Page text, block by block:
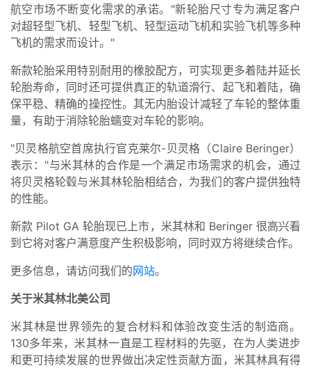
航空市场不断变化需求的承诺。"新轮胎尺寸专为满足客户
对超轻型飞机、轻型飞机、轻型运动飞机和实验飞机等多种
飞机的需求而设计。"
新款轮胎采用特别耐用的橡胶配方，可实现更多着陆并延长
轮胎寿命，同时还可提供真正的轨道滑行、起飞和着陆，确
保平稳、精确的操控性。其无内胎设计减轻了车轮的整体重
量，有助于消除轮胎蠕变对车轮的影响。
"贝灵格航空首席执行官克莱尔-贝灵格（Claire Beringer）
表示："与米其林的合作是一个满足市场需求的机会，通过
将贝灵格轮毂与米其林轮胎相结合，为我们的客户提供独特
的性能。
新款 Pilot GA 轮胎现已上市，米其林和 Beringer 很高兴看
到它将对客户满意度产生积极影响，同时双方将继续合作。
更多信息，请访问我们的网站。
关于米其林北美公司
米其林是世界领先的复合材料和体验改变生活的制造商。
130多年来，米其林一直是工程材料的先驱，在为人类进步
和更可持续发展的世界做出决定性贡献方面，米其林具有得